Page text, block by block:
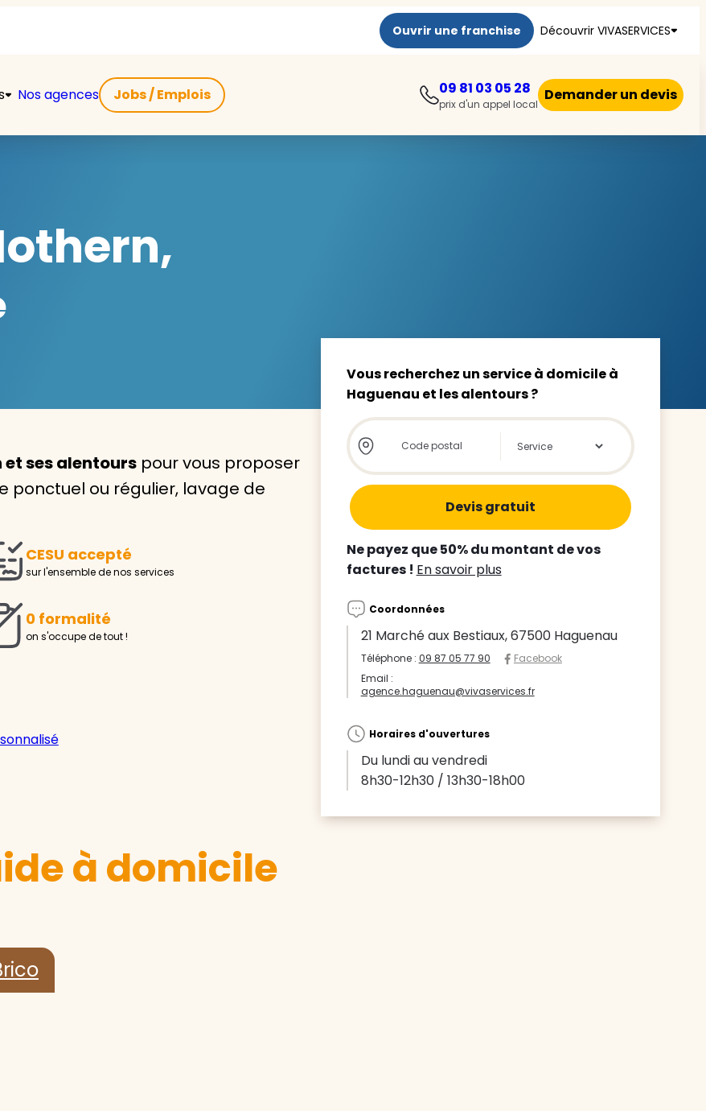
Ouvrir une franchise Découvrir VIVASERVICES
Nos agences Jobs / Emplois 09 81 03 05 28
prix d'un appel local
Demander un devis
Avec VIVASERVICES, trouvez le
service à domicile qui vous
Pour l’entretien de votre logement, la garde de votre enfant
ou l’accompagnement d’un parent, nos intervenants à
Demander un devis gratuit
Trouver mon agence
et ses alentours pour vous proposer
ponctuel ou régulier, lavage de
CESU accepté
sur l'ensemble de nos services
0 formalité
on s'occupe de tout !
à domicile
Vous recherchez un service à domicile à
Haguenau et les alentours ?
Store locator global - Autocompletion
Rechercher
Ne payez que 50% du montant de vos
factures ! En savoir plus
Coordonnées
21 Marché aux Bestiaux, 67500 Haguenau
Téléphone : 09 87 05 77 90
Facebook
Email :
agence.haguenau@vivaservices.fr
Horaires d'ouvertures
Du lundi au vendredi
8h30-12h30 / 13h30-18h00